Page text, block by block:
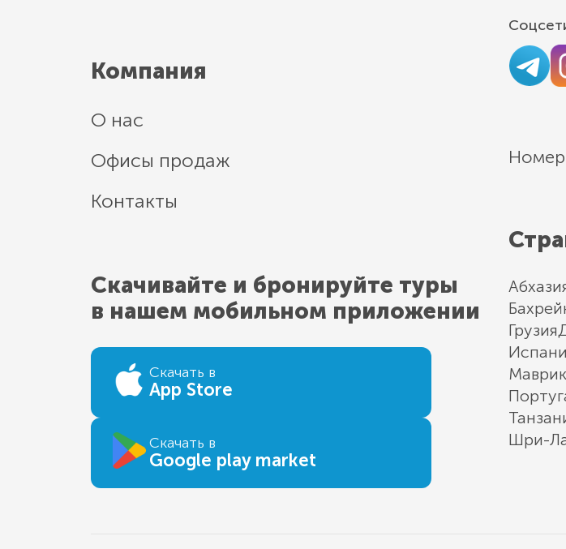
Компания
О нас
Офисы продаж
Контакты
Скачивайте и бронируйте туры
в нашем мобильном приложении
Скачать в
App Store
Скачать в
Google play market
Номер
Грузия
Шри-